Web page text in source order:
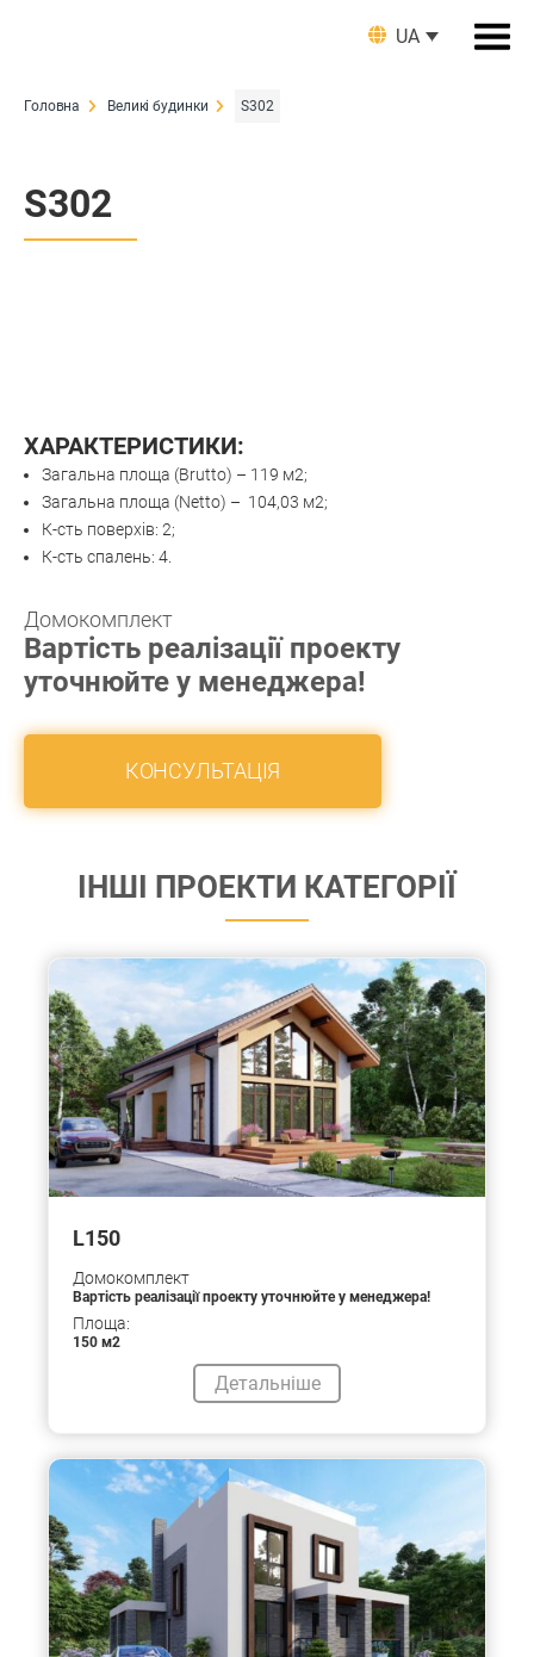
UA
Головна Великі будинки S302
S302
ХАРАКТЕРИСТИКИ:
Загальна площа (Brutto) – 119 м2;
Загальна площа (Netto) – 104,03 м2;
К-сть поверхів: 2;
К-сть спалень: 4.
Домокомплект
Вартість реалізації проекту
уточнюйте у менеджера!
КОНСУЛЬТАЦІЯ
ІНШІ ПРОЕКТИ КАТЕГОРІЇ
L150
Домокомплект
Вартість реалізації проекту уточнюйте у менеджера!
Площа:
150 м2
Детальніше